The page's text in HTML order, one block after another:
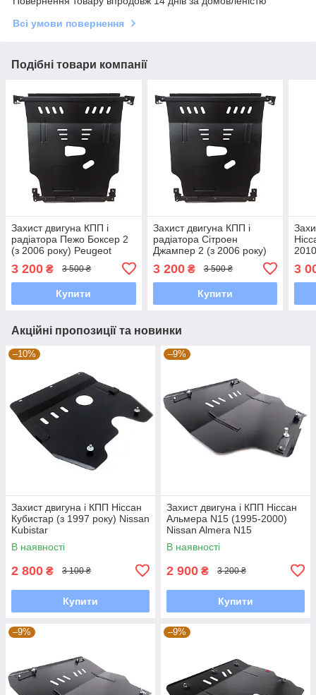
Всі умови повернення
Подібні товари компанії
Захист двигуна КПП і
радіатора Пежо Боксер 2
(з 2006 року) Peugeot
3 200 ₴ 3 500 ₴
Купити
Захист двигуна КПП і
радіатора Сітроен
Джампер 2 (з 2006 року)
3 200₴ 3 500 ₴
Купити
3
Акційні пропозиції та новинки
–10%
Захист двигуна і КПП Ніссан
Кубистар (з 1997 року) Nissan
Kubistar
В наявності
2 800 ₴ 3 100 ₴
Купити
–9%
Захист двигуна і КПП Ніссан
Альмера N15 (1995-2000)
Nissan Almera N15
В наявності
2 900 ₴ 3 200 ₴
Купити
–9% –9%